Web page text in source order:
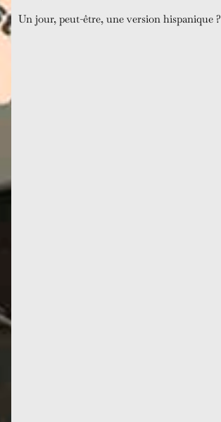
Un jour, peut-être, une version hispanique ?